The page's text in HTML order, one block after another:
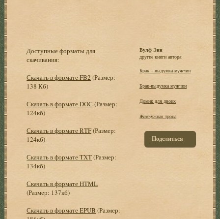
Доступные форматы для
скачивания:
Скачать в формате FB2 (Размер:
138 Кб)
Скачать в формате DOC (Размер:
124кб)
Скачать в формате RTF(Размер:
124кб)
Скачать в формате TXT(Размер:
134кб)
Скачать в формате HTML
(Размер: 137кб)
Скачать в формате EPUB (Размер:
Вулф Энн
другие книги автора:
Брак – выдумка мужчин
Брак-выдумка мужчин
Домик для двоих
Жемчужная тропа
Поделиться